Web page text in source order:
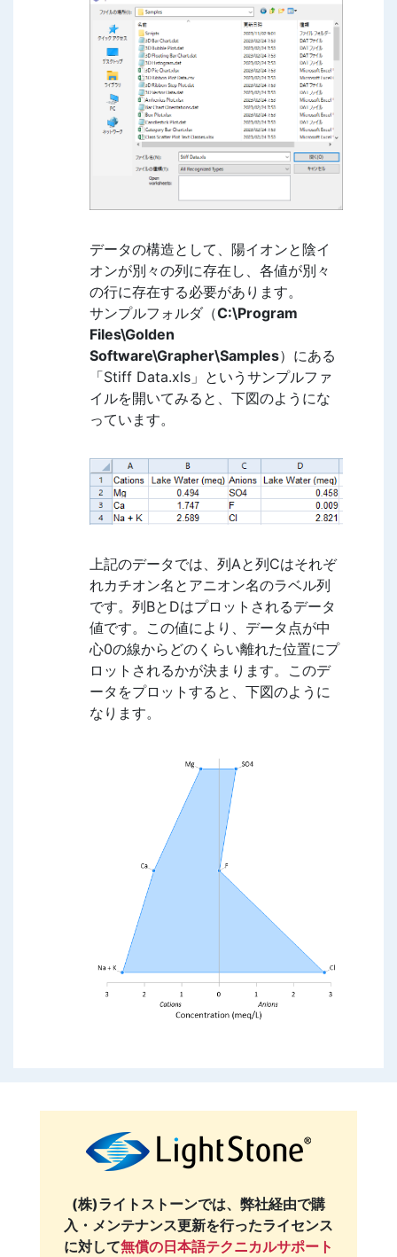
データの構造として、陽イオンと陰イ
オンが別々の列に存在し、各値が別々
の行に存在する必要があります。
サンプルフォルダ（C:\Program
Files\Golden
Software\Grapher\Samples）にある
「Stiff Data.xls」というサンプルファ
イルを開いてみると、下図のようにな
っています。
上記のデータでは、列Aと列Cはそれぞ
れカチオン名とアニオン名のラベル列
です。列BとDはプロットされるデータ
値です。この値により、データ点が中
心0の線からどのくらい離れた位置にプ
ロットされるかが決まります。このデ
ータをプロットすると、下図のように
なります。
(株)ライトストーンでは、弊社経由で購
入・メンテナンス更新を行ったライセンス
に対して無償の日本語テクニカルサポート